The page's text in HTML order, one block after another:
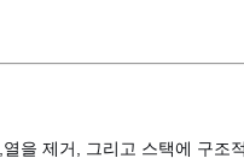
을 제거, 그리고 스택에 구조